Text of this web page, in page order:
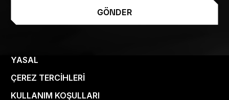
GÖNDER
YASAL
ÇEREZ TERCIHLERI
KULLANIM KOŞULLARI